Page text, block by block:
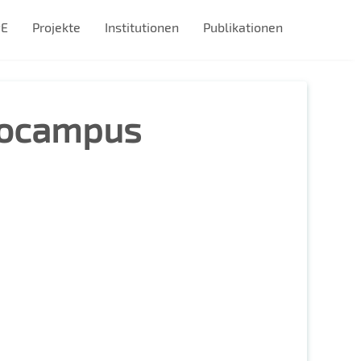
Projekte Institutionen Publikationen